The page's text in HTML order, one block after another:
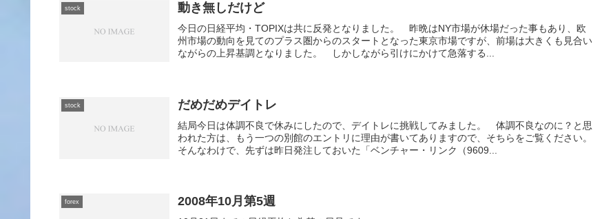
stock 動き無しだけど
今日の日経平均・TOPIXは共に反発となりました。 昨晩はNY市場が休場だった事もあり、欧
州市場の動向を見てのプラス圏からのスタートとなった東京市場ですが、前場は大きくも見合い
ながらの上昇基調となりました。 しかしながら引けにかけて急落する...
stock だめだめデイトレ
結局今日は体調不良で休みにしたので、デイトレに挑戦してみました。 体調不良なのに？と思
われた方は、もう一つの別館のエントリに理由が書いてありますので、そちらをご覧ください。
そんなわけで、先ずは昨日発注しておいた「ベンチャー・リンク（9609...
forex 2008年10月第5週